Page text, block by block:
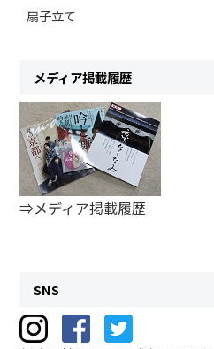
扇子立て
メディア掲載履歴
⇒メディア掲載履歴
SNS